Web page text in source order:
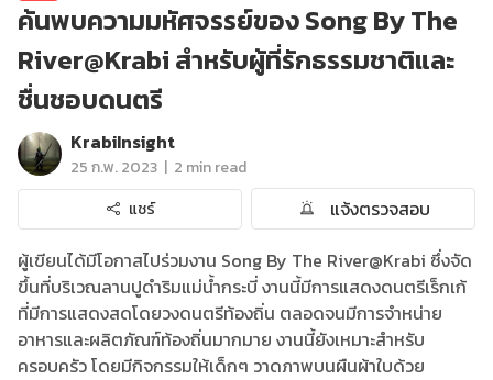
ค้นพบความมหัศจรรย์ของ Song By The
River@Krabi สำหรับผู้ที่รักธรรมชาติและ
ชื่นชอบดนตรี
KrabiInsight
25 ก.พ. 2023 | 2 min read
แชร์
แจ้งตรวจสอบ
ผู้เขียนได้มีโอกาสไปร่วมงาน Song By The River@Krabi ซึ่งจัด
ขึ้นที่บริเวณลานปูดำริมแม่น้ำกระบี่ งานนี้มีการแสดงดนตรีเร็กเก้
ที่มีการแสดงสดโดยวงดนตรีท้องถิ่น ตลอดจนมีการจำหน่าย
อาหารและผลิตภัณฑ์ท้องถิ่นมากมาย งานนี้ยังเหมาะสำหรับ
ครอบครัว โดยมีกิจกรรมให้เด็กๆ วาดภาพบนผืนผ้าใบด้วย